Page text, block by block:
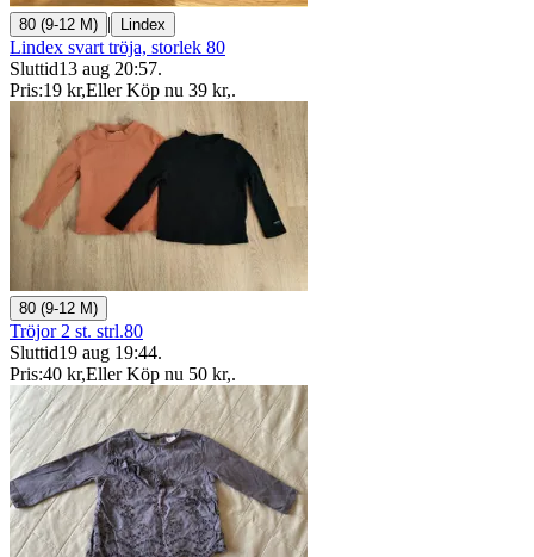
80 (9-12 M) | Lindex
Lindex svart tröja, storlek 80
Sluttid13 aug 20:57.
Pris:19 kr,Eller Köp nu 39 kr,.
80 (9-12 M)
Tröjor 2 st. strl.80
Sluttid19 aug 19:44.
Pris:40 kr,Eller Köp nu 50 kr,.